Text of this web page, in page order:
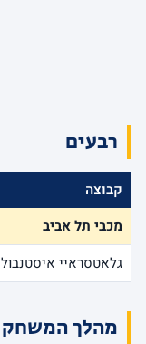
רבעים
קבוצה
מכבי תל אביב
גלאטסראיי איסטנבול
מהלך המשחק